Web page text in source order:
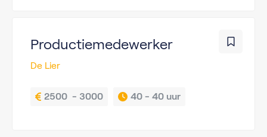
Productiemedewerker
De Lier
2500  - 3000 40 - 40 uur